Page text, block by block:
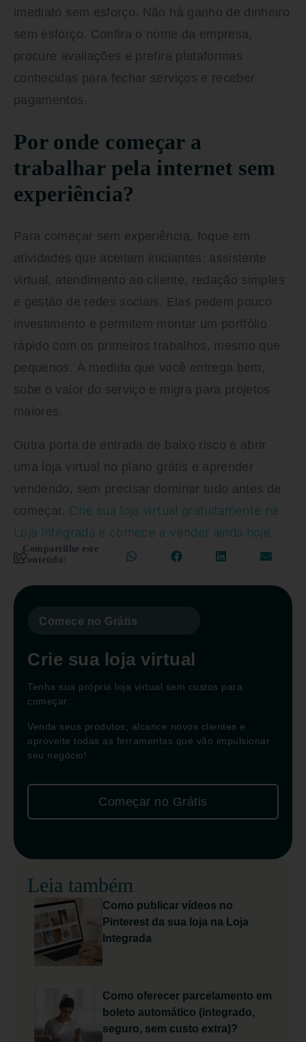
imediato sem esforço. Não há ganho de dinheiro
sem esforço. Confira o nome da empresa,
procure avaliações e prefira plataformas
conhecidas para fechar serviços e receber
pagamentos.
Por onde começar a
trabalhar pela internet sem
experiência?
Para começar sem experiência, foque em
atividades que aceitam iniciantes: assistente
virtual, atendimento ao cliente, redação simples
e gestão de redes sociais. Elas pedem pouco
investimento e permitem montar um portfólio
rápido com os primeiros trabalhos, mesmo que
pequenos. À medida que você entrega bem,
sobe o valor do serviço e migra para projetos
maiores.
Outra porta de entrada de baixo risco é abrir
uma loja virtual no plano grátis e aprender
vendendo, sem precisar dominar tudo antes de
começar. Crie sua loja virtual gratuitamente na
Loja Integrada e comece a vender ainda hoje.
Compartilhe este
conteúdo:
Comece no Grátis
Crie sua loja virtual
Tenha sua própria loja virtual sem custos para
começar.
Venda seus produtos, alcance novos clientes e
aproveite todas as ferramentas que vão impulsionar
seu negócio!
Começar no Grátis
Leia também
Como publicar vídeos no
Pinterest da sua loja na Loja
Integrada
Como oferecer parcelamento em
boleto automático (integrado,
seguro, sem custo extra)?